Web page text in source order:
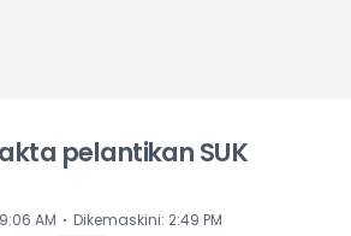
pelantikan SUK
AM ⋅ Dikemaskini: 2:49 PM